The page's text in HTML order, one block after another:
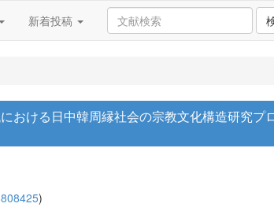
新着投稿
おける日中韓周縁社会の宗教文化構造研究
)